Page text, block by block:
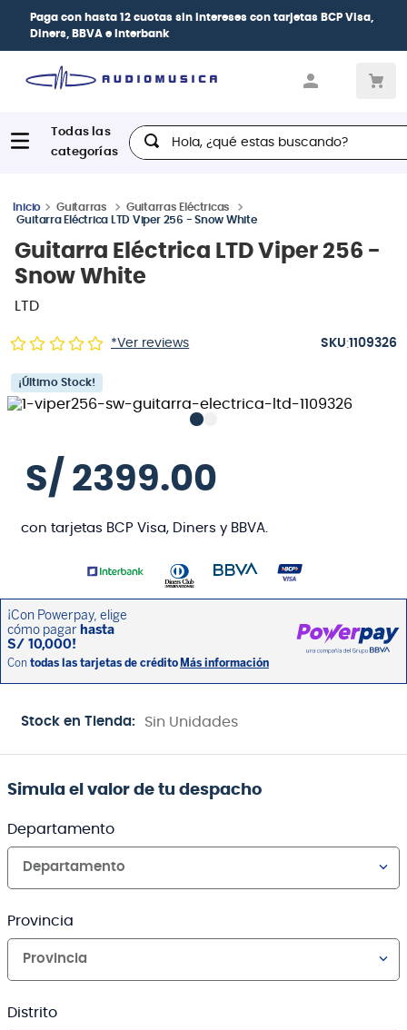
sin interesescon tarjetasBCP Visa,
| Paga en cuotasdesde
Hola, ¿qué estas buscando?
Guitarras
Guitarras Eléctricas
Guitarra Eléctrica LTD Viper 256 - Snow White
Guitarra Eléctrica LTD Viper 256 -
Snow White
LTD
*Ver reviews :1109326
¡Último Stock!
S/ 2399.00
con tarjetas BCP Visa, Diners y BBVA.
Stock en Tienda: Sin Unidades
Simula el valor de tu despacho
Departamento
Departamento
Provincia
Provincia
Distrito